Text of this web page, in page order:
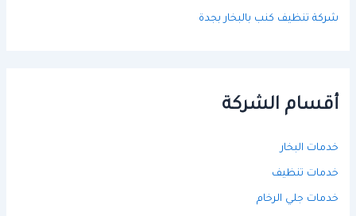
شركة تنظيف كنب بالبخار بجدة
أقسام الشركة
خدمات البخار
خدمات تنظيف
خدمات جلي الرخام